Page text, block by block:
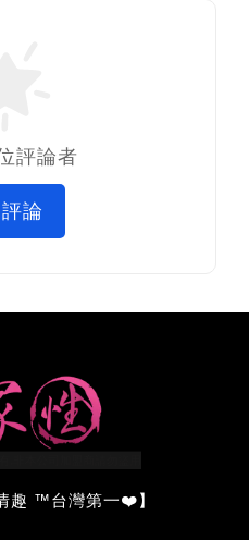
評論者
評論
趣 ™台灣第一❤️】